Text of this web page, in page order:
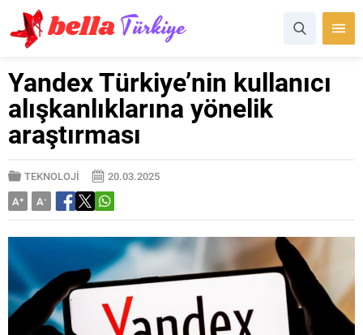
Yandex Türkiye’nin kullanıcı
alışkanlıklarına yönelik
araştırması
TEKNOLOJİ
20.03.2025
A+ A-